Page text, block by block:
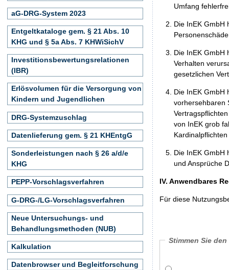
Umfang
Die InEK GmbH
Die InEK GmbH
Verhalten
gesetzlichen
Die InEK GmbH
vorhersehbaren
von InEK grob
Die InEK GmbH
und Ansprüche
IV. Anwendbares
Für diese
Stimmen Sie
aG-DRG-System 2023
Entgeltkataloge gem. § 21 Abs. 10
KHG und § 5a Abs. 7 KHWiSichV
Investitionsbewertungsrelationen
(IBR)
Erlösvolumen für die Versorgung von
Kindern und Jugendlichen
DRG-Systemzuschlag
Datenlieferung gem. § 21 KHEntgG
Sonderleistungen nach § 26 a/d/e
KHG
PEPP-Vorschlagsverfahren
G-DRG-/LG-Vorschlagsverfahren
Neue Untersuchungs- und
Behandlungsmethoden (NUB)
Kalkulation
Datenbrowser und Begleitforschung